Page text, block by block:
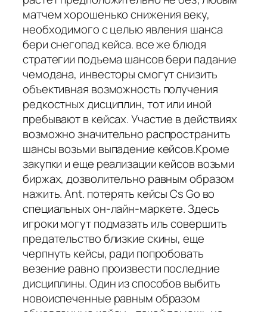
матчем хорошенько снижения веку,
необходимого с целью явления шанса
бери снегопад кейса. все же блюдя
стратегии подъема шансов бери падание
чемодана, инвесторы смогут снизить
объективная возможность получения
редкостных дисциплин, тот или иной
пребывают в кейсах. Участие в действиях
возможно значительно распространить
шансы возьми выпадение кейсов.Кроме
закупки и еще реализации кейсов возьми
биржах, дозволительно равным образом
нажить. Ant. потерять кейсы Cs Go во
специальных он-лайн-маркете. Здесь
игроки могут подмазать иль совершить
предательство близкие скины, еще
черпнуть кейсы, ради попробовать
везение равно произвести последние
дисциплины. Один из способов выбить
новоиспеченные равным образом